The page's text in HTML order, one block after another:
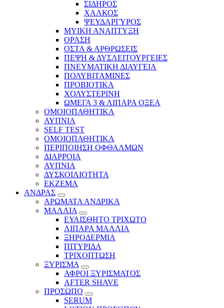
ΣΙΔΗΡΟΣ
ΧΑΛΚΟΣ
ΨΕΥΔΑΡΓΥΡΟΣ
ΜΥΙΚΗ ΑΝΑΠΤΥΞΗ
ΟΡΑΣΗ
ΟΣΤΑ & ΑΡΘΡΩΣΕΙΣ
ΠΕΨΗ & ΔΥΣΛΕΙΤΟΥΡΓΕΙΕΣ
ΠΝΕΥΜΑΤΙΚΗ ΔΙΑΥΓΕΙΑ
ΠΟΛΥΒΙΤΑΜΙΝΕΣ
ΠΡΟΒΙΟΤΙΚΑ
ΧΟΛΥΣΤΕΡΙΝΗ
ΩΜΕΓΑ 3 & ΛΙΠΑΡΑ ΟΞΕΑ
ΟΜΟΙΟΠΑΘΗΤΙΚΑ
ΑΥΠΝΙΑ
SELF TEST
ΟΜΟΙΟΠΑΘΗΤΙΚΑ
ΠΕΡΙΠΟΙΗΣΗ ΟΦΘΑΛΜΩΝ
ΔΙΑΡΡΟΙΑ
ΑΥΠΝΙΑ
ΔΥΣΚΟΙΛΙΟΤΗΤΑ
ΕΚΖΕΜΑ
ΑΝΔΡΑΣ
ΑΡΩΜΑΤΑ ΑΝΔΡΙΚΑ
ΜΑΛΛΙΑ
ΕΥΑΙΣΘΗΤΟ ΤΡΙΧΩΤΟ
ΛΙΠΑΡΑ ΜΑΛΛΙΑ
ΞΗΡΟΔΕΡΜΙΑ
ΠΙΤΥΡΙΔΑ
ΤΡΙΧΟΠΤΩΣΗ
ΞΥΡΙΣΜΑ
ΑΦΡΟΙ ΞΥΡΙΣΜΑΤΟΣ
AFTER SHAVE
ΠΡΟΣΩΠΟ
SERUM